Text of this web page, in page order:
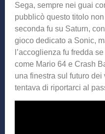
Sega, sempre nei guai
pubblicò questo titolo
seconda fu su Saturn,
gioco dedicato a Sonic,
l’accoglienza fu fredda
come Mario 64 e Crash
una finestra sul futuro
tentava di riportarci al